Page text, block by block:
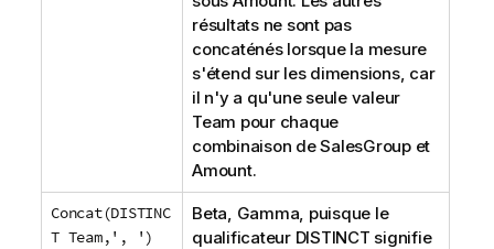
résultats ne sont pas
concaténés lorsque la mesure
s'étend sur les dimensions, car
il n'y a qu'une seule valeur
Team pour chaque
combinaison deSalesGroupet
Amount.
Concat(DISTINC
T Team,', ')
Beta, Gamma , puisque le
qualificateur DISTINCT signifie